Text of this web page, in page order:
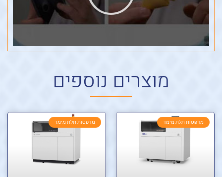
מוצרים נוספים
מדפסות תלת מימד מדפסות תלת מימד